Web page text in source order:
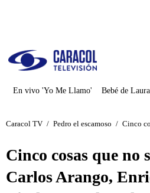
En vivo 'Yo Me Llamo' Bebé de
Caracol TV / Pedro el escamoso / Cinco
Cinco cosas que no
Carlos Arango,